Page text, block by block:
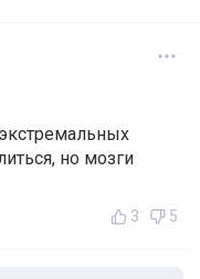
но мозги
3 5